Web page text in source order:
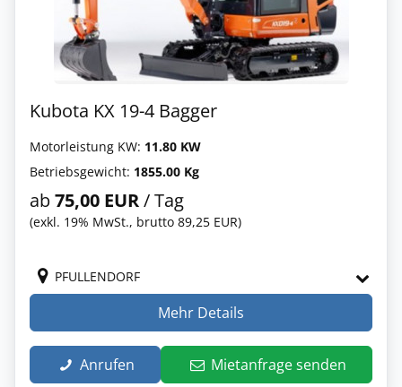
Kubota KX 19-4 Bagger
Motorleistung KW: 11.80 KW
Betriebsgewicht: 1855.00 Kg
ab75,00 EUR/ Tag
(exkl. 19% MwSt., brutto 89,25 EUR)
PFULLENDORF
Mehr Details
Anrufen Mietanfrage senden